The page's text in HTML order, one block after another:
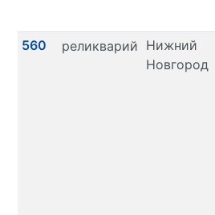
560 реликварий Нижний
Новгород